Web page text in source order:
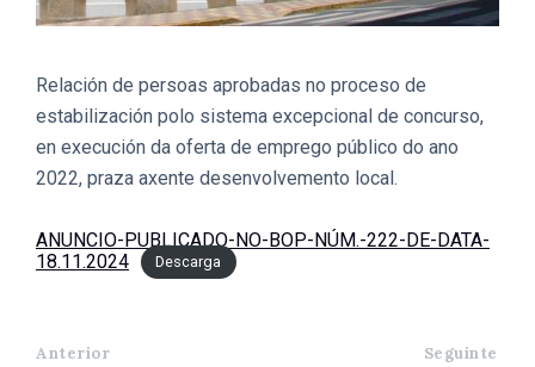
Relación de persoas aprobadas no proceso de
estabilización polo sistema excepcional de concurso,
en execución da oferta de emprego público do ano
2022, praza axente desenvolvemento local.
ANUNCIO-PUBLICADO-NO-BOP-NÚM.-222-DE-DATA-
18.11.2024
Descarga
Anterior Seguinte